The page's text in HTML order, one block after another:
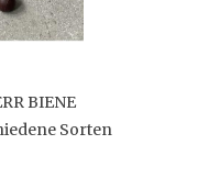
BIENE
Sorten